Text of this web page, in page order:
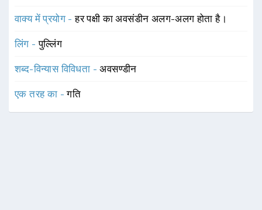
वाक्य में प्रयोग -हर पक्षी का अवसंडीन अलग-अलग होता है।
लिंग -पुल्लिंग
शब्द-विन्यास विविधता -अवसण्डीन
एक तरह का -गति